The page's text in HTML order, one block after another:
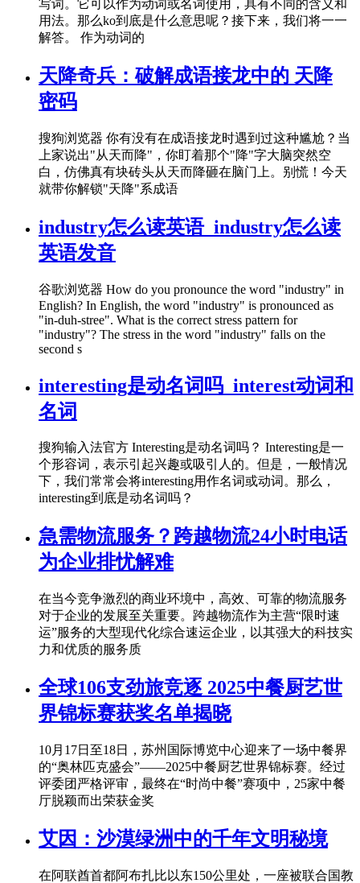
写词。它可以作为动词或名词使用，具有不同的含义和
用法。那么ko到底是什么意思呢？接下来，我们将一一
解答。 作为动词的
天降奇兵：破解成语接龙中的 天降
密码
搜狗浏览器 你有没有在成语接龙时遇到过这种尴尬？当
上家说出"从天而降"，你盯着那个"降"字大脑突然空
白，仿佛真有块砖头从天而降砸在脑门上。别慌！今天
就带你解锁"天降"系成语
industry怎么读英语_industry怎么读
英语发音
谷歌浏览器 How do you pronounce the word "industry" in
English? In English, the word "industry" is pronounced as
"in-duh-stree". What is the correct stress pattern for
"industry"? The stress in the word "industry" falls on the
second s
interesting是动名词吗_interest动词和
名词
搜狗输入法官方 Interesting是动名词吗？ Interesting是一
个形容词，表示引起兴趣或吸引人的。但是，一般情况
下，我们常常会将interesting用作名词或动词。那么，
interesting到底是动名词吗？
急需物流服务？跨越物流24小时电话
为企业排忧解难
在当今竞争激烈的商业环境中，高效、可靠的物流服务
对于企业的发展至关重要。跨越物流作为主营“限时速
运”服务的大型现代化综合速运企业，以其强大的科技实
力和优质的服务质
全球106支劲旅竞逐 2025中餐厨艺世
界锦标赛获奖名单揭晓
10月17日至18日，苏州国际博览中心迎来了一场中餐界
的“奥林匹克盛会”——2025中餐厨艺世界锦标赛。经过
评委团严格评审，最终在“时尚中餐”赛项中，25家中餐
厅脱颖而出荣获金奖
艾因：沙漠绿洲中的千年文明秘境
在阿联酋首都阿布扎比以东150公里处，一座被联合国教